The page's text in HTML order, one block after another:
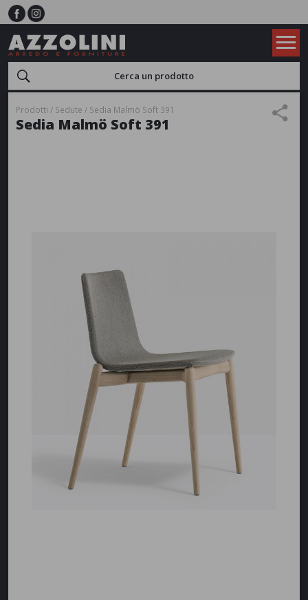
Prodotti Sedute Sedia Malmö Soft 391
Sedia Malmö Soft 391